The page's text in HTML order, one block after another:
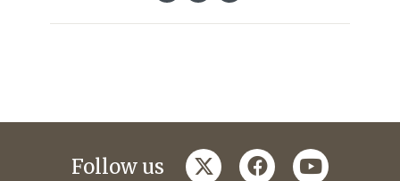
Follow us twitterfacebookyoutube